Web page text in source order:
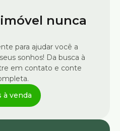
nunca
para ajudar você a
sonhos! Da busca à
em contato e conte